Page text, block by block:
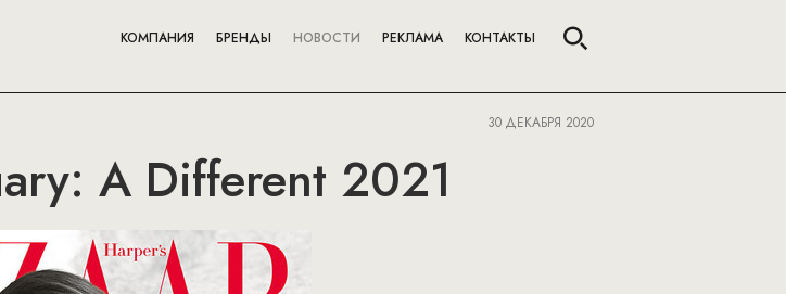
КОМПАНИЯ БРЕНДЫ НОВОСТИ РЕКЛАМА КОНТАКТЫ
30 ДЕКАБРЯ 2020
A Different 2021